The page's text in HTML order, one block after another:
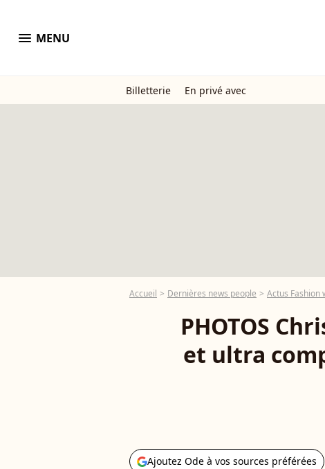
menu MENU
Billetterie En privé avec
Accueil Dernières news people Actus Fashion
PHOTOS
et ultra
Ajoutez Ode à vos sources préférées